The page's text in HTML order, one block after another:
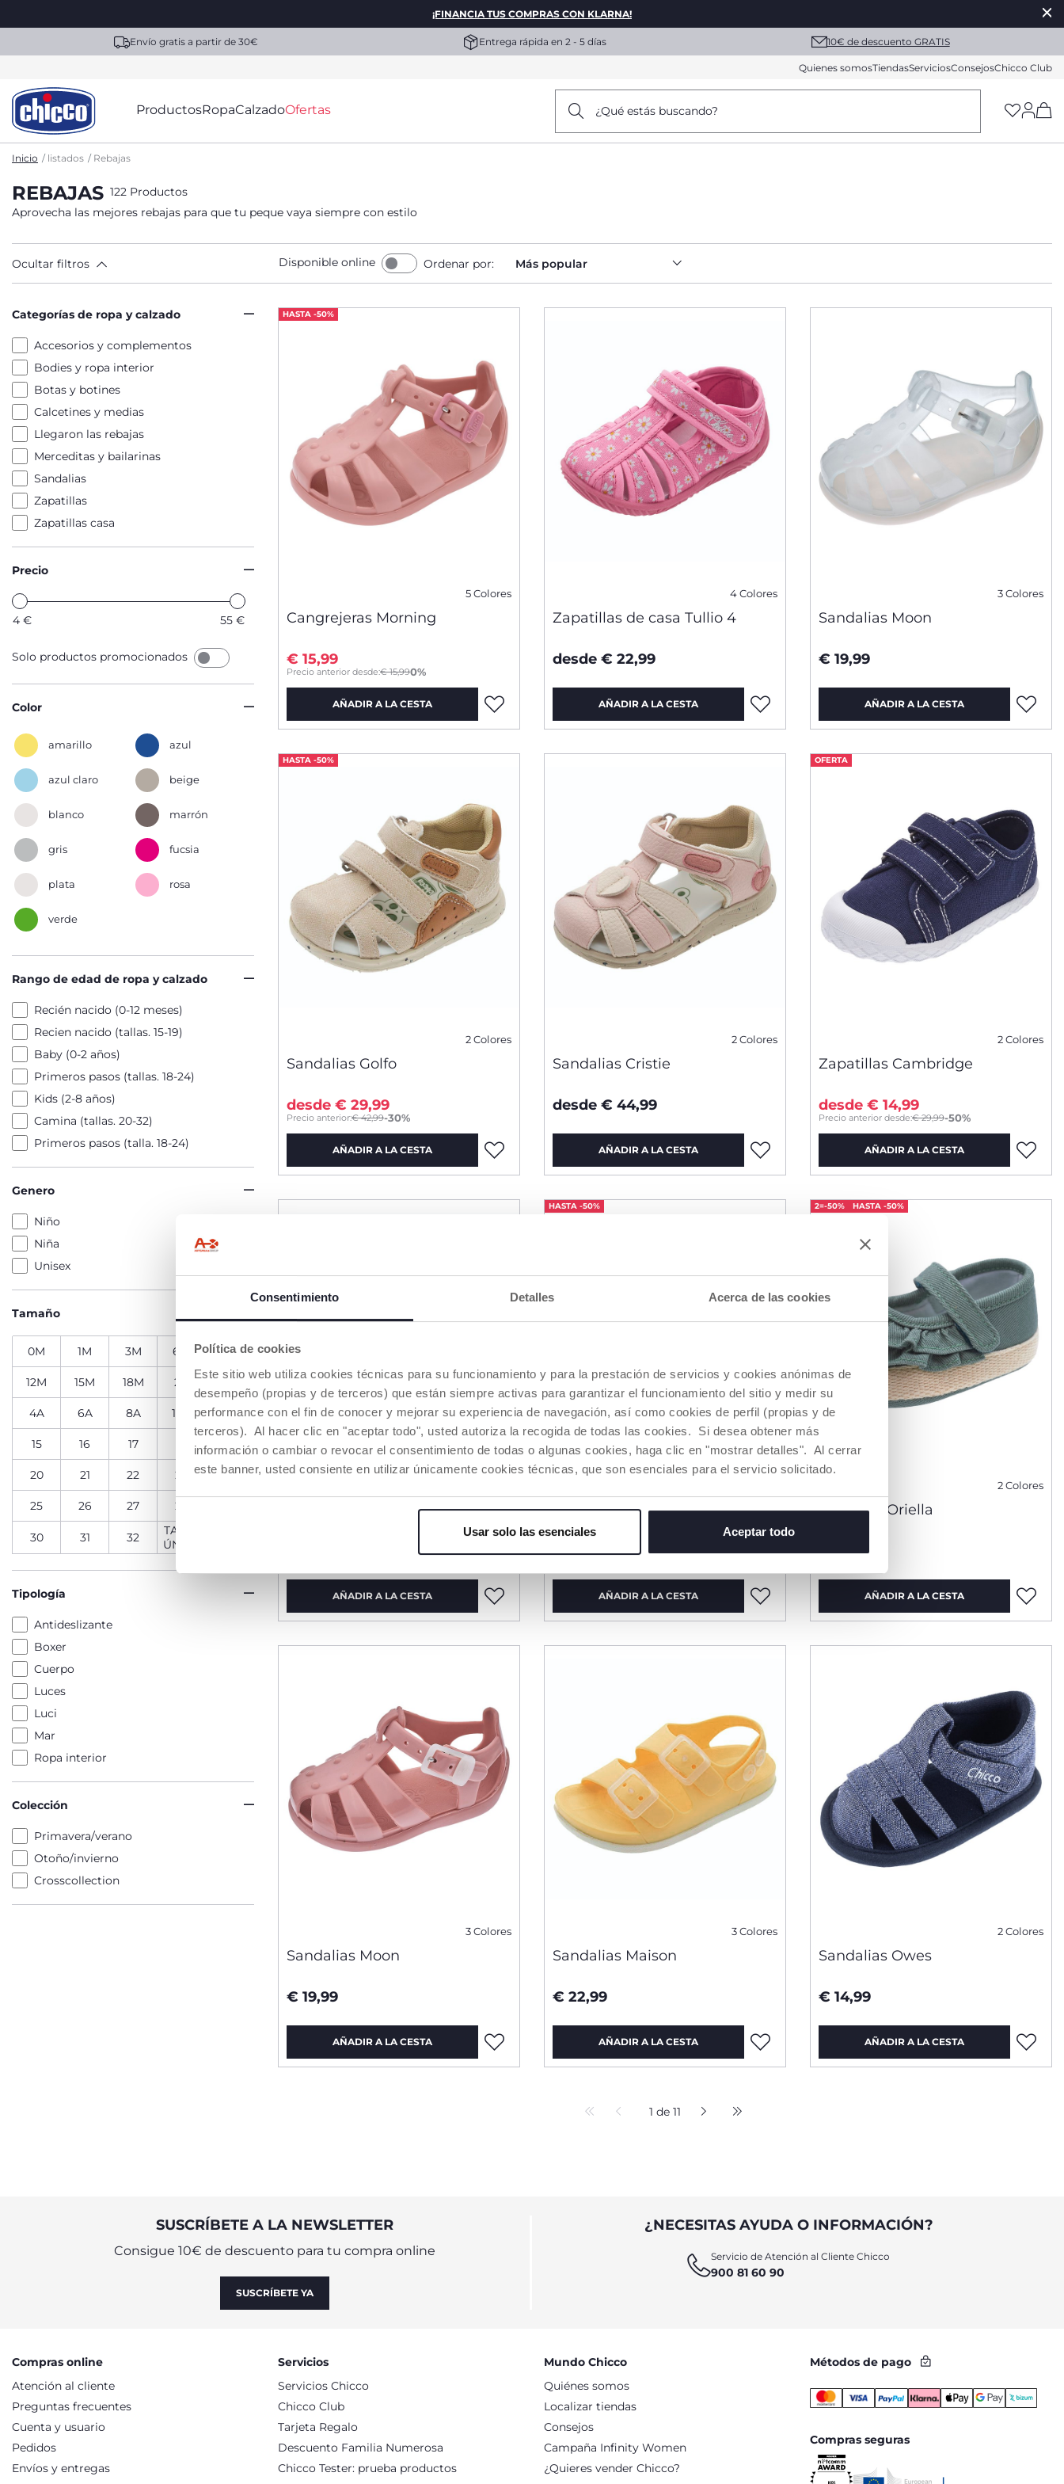
Consentimiento Detalles Acerca de las cookies
Política de cookies
Este sitio web utiliza cookies técnicas para su funcionamiento y para la prestación de servicios y cookies anónimas de
desempeño (propias y de terceros) que están siempre activas para garantizar el funcionamiento del sitio y medir su
performance con el fin de conocer y mejorar su experiencia de navegación, así como cookies de perfil (propias y de
terceros). Al hacer clic en "aceptar todo", usted autoriza la recogida de todas las cookies. Si desea obtener más
información o cambiar o revocar el consentimiento de todas o algunas cookies, haga clic en "mostrar detalles". Al cerrar
este banner, usted consiente en utilizar únicamente cookies técnicas, que son esenciales para el servicio solicitado.
Usar solo las esenciales Aceptar todo
¡FINANCIA TUS COMPRAS CON KLARNA!
Envío gratis a partir de 30€ Entrega rápida en 2 - 5 días 10€ de descuento GRATIS
Quienes somosTiendasServiciosConsejosChicco Club
ProductosRopaCalzadoOfertas ¿Qué estás buscando?
Inicio listados Rebajas
REBAJAS 122 Productos
Aprovecha las mejores rebajas para que tu peque vaya siempre con estilo
Ocultar filtros Disponible online Ordenar por: Más popular
Categorías de ropa y calzado
Accesorios y complementos
Bodies y ropa interior
Botas y botines
Calcetines y medias
Llegaron las rebajas
Merceditas y bailarinas
Sandalias
Zapatillas
Zapatillas casa
Precio
4 € 55 €
Solo productos promocionados
Color
amarillo azul
azul claro beige
blanco marrón
gris fucsia
plata rosa
verde
Rango de edad de ropa y calzado
Recién nacido (0-12 meses)
Recien nacido (tallas. 15-19)
Baby (0-2 años)
Primeros pasos (tallas. 18-24)
Kids (2-8 años)
Camina (tallas. 20-32)
Primeros pasos (talla. 18-24)
Genero
Niño
Niña
Unisex
Tamaño
0M 1M 3M 6M 9M
12M 15M 18M 2A 3A
4A 6A 8A 10A 12A
15 16 17
20 21 22 23 24
25 26 27 28
30 31 32
TALLA
ÚNICA
Tipología
Antideslizante
Boxer
Cuerpo
Luces
Luci
Mar
Ropa interior
Colección
Primavera/verano
Otoño/invierno
Crosscollection
HASTA -50%
5 Colores
Cangrejeras Morning
Price reduced from
Precio anterior desde:€ 15,990%
to
€ 15,99
AÑADIR A LA CESTA
4 Colores
Zapatillas de casa Tullio 4
desde € 22,99
AÑADIR A LA CESTA
3 Colores
Sandalias Moon
€ 19,99
AÑADIR A LA CESTA
HASTA -50%
2 Colores
Sandalias Golfo
Precio anterior:€ 42,99-30%
desde € 29,99
AÑADIR A LA CESTA
2 Colores
Sandalias Cristie
desde € 44,99
AÑADIR A LA CESTA
OFERTA
2 Colores
Zapatillas Cambridge
Precio anterior desde:€ 29,99-50%
desde € 14,99
AÑADIR A LA CESTA
Zapatillas de casa Tullio 4
AÑADIR A LA CESTA
HASTA -50%
Sandalias Clam
Price reduced from
€ 44,99 -33%
desde € 29,99
AÑADIR A LA CESTA
2=-50% HASTA -50%
2 Colores
Bailarina Oriella
€ 14,99
AÑADIR A LA CESTA
3 Colores
Sandalias Moon
€ 19,99
AÑADIR A LA CESTA
3 Colores
Sandalias Maison
€ 22,99
AÑADIR A LA CESTA
2 Colores
Sandalias Owes
€ 14,99
AÑADIR A LA CESTA
1 de 11
SUSCRÍBETE A LA NEWSLETTER
Consigue 10€ de descuento para tu compra online
SUSCRÍBETE YA
¿NECESITAS AYUDA O INFORMACIÓN?
Servicio de Atención al Cliente Chicco
900 81 60 90
Compras online
Atención al cliente
Preguntas frecuentes
Cuenta y usuario
Pedidos
Envíos y entregas
Servicios
Servicios Chicco
Chicco Club
Tarjeta Regalo
Descuento Familia Numerosa
Chicco Tester: prueba productos
Mundo Chicco
Quiénes somos
Localizar tiendas
Consejos
Campaña Infinity Women
¿Quieres vender Chicco?
Métodos de pago
Compras seguras